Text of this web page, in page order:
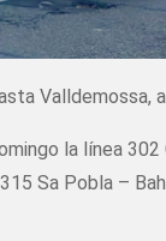
la línea
Sa Pobla –